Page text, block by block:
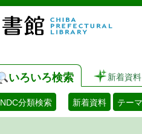
いろいろ検索 新着資料
NDC分類検索 新着資料 テー